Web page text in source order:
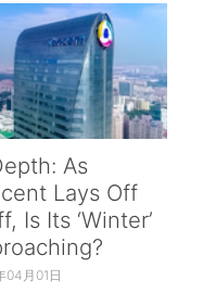
As
Lays Off
Is Its ‘Winter’
04月01日